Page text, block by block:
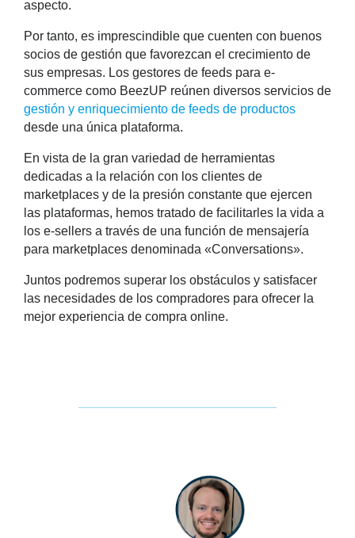
aspecto.
Por tanto, es imprescindible que cuenten con buenos
socios de gestión que favorezcan el crecimiento de
sus empresas. Los gestores de feeds para e-
commerce como BeezUP reúnen diversos servicios de
gestión y enriquecimiento de feeds de productos
desde una única plataforma.
En vista de la gran variedad de herramientas
dedicadas a la relación con los clientes de
marketplaces y de la presión constante que ejercen
las plataformas, hemos tratado de facilitarles la vida a
los e-sellers a través de una función de mensajería
para marketplaces denominada «Conversations».
Juntos podremos superar los obstáculos y satisfacer
las necesidades de los compradores para ofrecer la
mejor experiencia de compra online.